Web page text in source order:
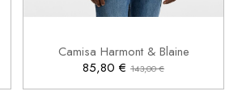
Camisa Harmont & Blaine
85,80 €143,00 €
XL 2XL
 Añadir al carrito